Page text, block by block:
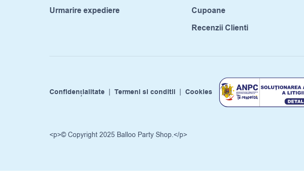
Urmarire expediere
Cupoane
Recenzii Clienti
Confidențialitate | Termeni si conditii | Cookies
<p>© Copyright 2025 Balloo Party Shop.</p>